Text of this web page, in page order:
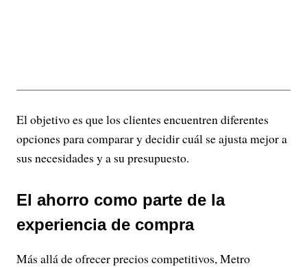
El objetivo es que los clientes encuentren diferentes
opciones para comparar y decidir cuál se ajusta mejor a
sus necesidades y a su presupuesto.
El ahorro como parte de la
experiencia de compra
Más allá de ofrecer precios competitivos, Metro